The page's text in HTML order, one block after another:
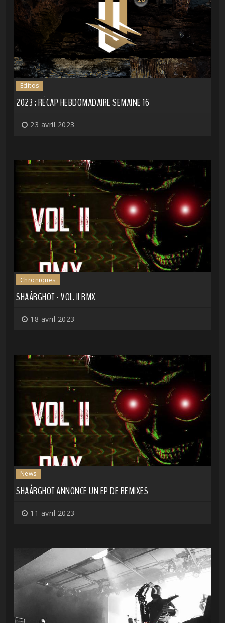
Editos
2023 : RÉCAP HEBDOMADAIRE SEMAINE 16
23 avril 2023
Chroniques
SHAÂRGHOT - VOL. II RMX
18 avril 2023
News
SHAÂRGHOT ANNONCE UN EP DE REMIXES
11 avril 2023